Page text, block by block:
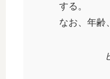
する。
なお、年齢